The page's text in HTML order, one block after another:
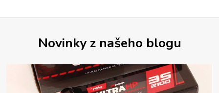
Novinky z našeho blogu